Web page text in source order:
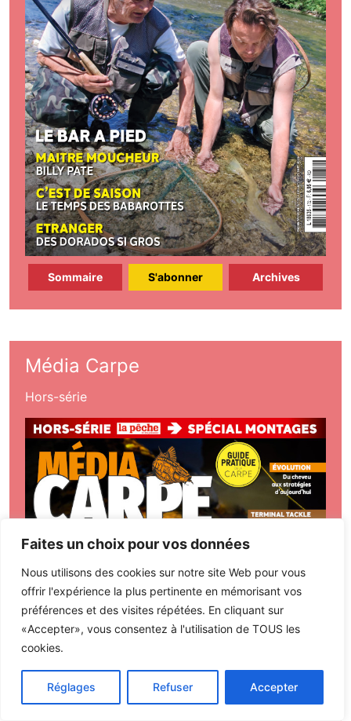
Faites un choix pour vos données
Nous utilisons des cookies sur notre site Web pour vous
offrir l'expérience la plus pertinente en mémorisant vos
préférences et des visites répétées. En cliquant sur
«Accepter», vous consentez à l'utilisation de TOUS les
cookies.
Réglages Refuser Accepter
Sommaire S'abonner Archives
Média Carpe
Hors-série